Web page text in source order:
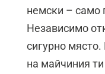
немски – само
Независимо
сигурно
на майчиния